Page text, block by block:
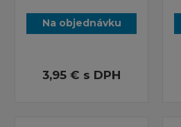
Na objednávku
3,95 € s DPH